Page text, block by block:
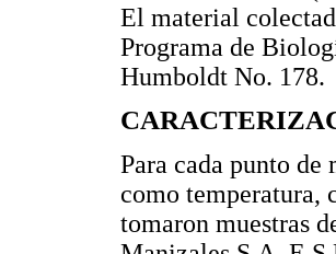
El material
Programa de
Humboldt No. 178.
Para cada punto
como temperatura,
tomaron muestras